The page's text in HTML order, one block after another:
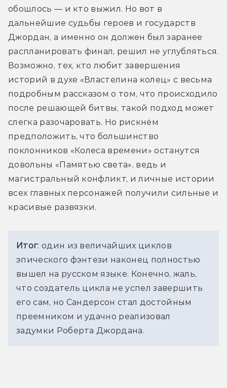
обошлось — и кто выжил. Но вот в
Джордан, а именно он должен был заранее
распланировать финал, решил не углубляться.
Возможно, тех, кто любит завершения
историй в духе «Властелина колец» с весьма
подробным рассказом о том, что происходило
после решающей битвы, такой подход может
слегка разочаровать. Но рискнём
предположить, что большинство
поклонников «Колеса времени» останутся
довольны «Памятью света», ведь и
магистральный конфликт, и личные истории
всех главных персонажей получили сильные и
красивые развязки.
Итог: один из величайших циклов
эпического фэнтези наконец полностью
вышел на русском языке. Конечно, жаль,
что создатель цикла не успел завершить
его сам, но Сандерсон стал достойным
преемником и удачно реализовал
задумки Роберта Джордана.